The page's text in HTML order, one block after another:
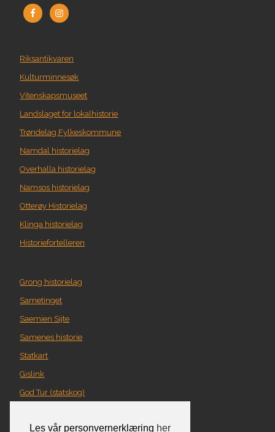
Les vår personvernerklæring her
Riksantikvaren
Kulturminnesøk
Vitenskapsmuseet
Landslaget for lokalhistorie
Trøndelag Fylkeskommune
Namdal historielag
Overhalla historielag
Namsos historielag
Otterøy Historielag
Klinga historielag
Historiefortelleren
Grong historielag
Sametinget
Saemien Sijte
Samenes historie
Statkart
Gislink
God Tur (statskog)
Norgeskart